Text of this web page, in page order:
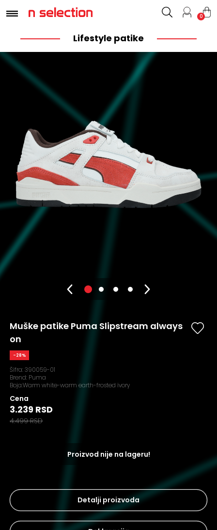
0
Lifestyle patike
Muške patike Puma Slipstream always
on
-28%
Šifra:390059-01
Brend: Puma
Boja:Warm white-warm earth-frosted ivory
Cena
3.239 RSD
4.499 RSD
Proizvod nije na lageru!
Detalji proizvoda